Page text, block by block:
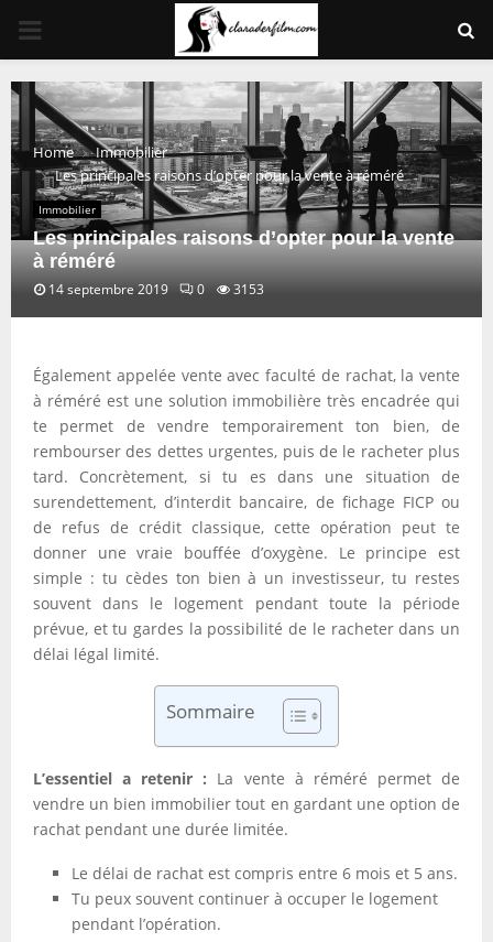
PRIMARY
MENU
Home
Immobilier
Les principales raisons d’opter pour la vente à réméré
Immobilier
Les principales raisons d’opter pour la vente
à réméré
14 septembre 2019 0 3153
Également appelée vente avec faculté de rachat, la vente
à réméré est une solution immobilière très encadrée qui
te permet de vendre temporairement ton bien, de
rembourser des dettes urgentes, puis de le racheter plus
tard. Concrètement, si tu es dans une situation de
surendettement, d’interdit bancaire, de fichage FICP ou
de refus de crédit classique, cette opération peut te
donner une vraie bouffée d’oxygène. Le principe est
simple : tu cèdes ton bien à un investisseur, tu restes
souvent dans le logement pendant toute la période
prévue, et tu gardes la possibilité de le racheter dans un
délai légal limité.
Sommaire
L’essentiel a retenir : La vente à réméré permet de
vendre un bien immobilier tout en gardant une option de
rachat pendant une durée limitée.
Le délai de rachat est compris entre 6 mois et 5 ans.
Tu peux souvent continuer à occuper le logement
pendant l’opération.